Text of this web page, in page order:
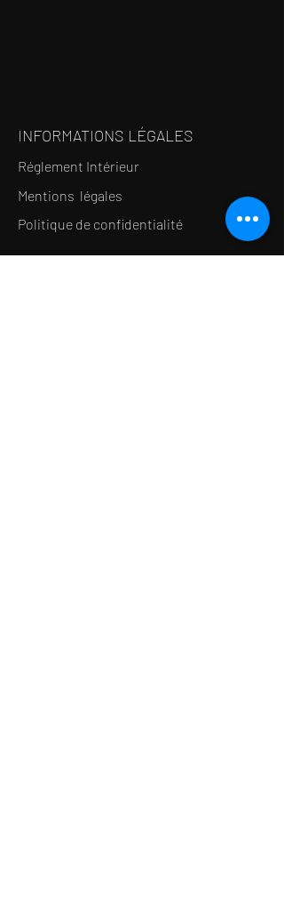
INFORMATIONS LÉGALES
Réglement Intérieur
Mentions légales
Politique de confidentialité